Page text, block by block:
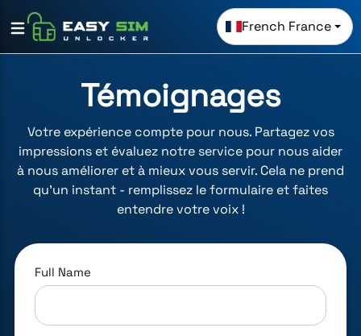
French France
Témoignages
Votre expérience compte pour nous. Partagez vos
impressions et évaluez notre service pour nous aider
à nous améliorer et à mieux vous servir. Cela ne prend
qu'un instant - remplissez le formulaire et faites
entendre votre voix !
Full Name